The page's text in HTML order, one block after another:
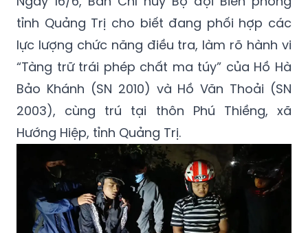
lực lượng chức năng điều tra, làm rõ hành vi
“Tàng trữ trái phép chất ma túy” của Hồ Hà
Bảo Khánh (SN 2010) và Hồ Văn Thoải (SN
2003), cùng trú tại thôn Phú Thiềng, xã
Hướng Hiệp, tỉnh Quảng Trị.